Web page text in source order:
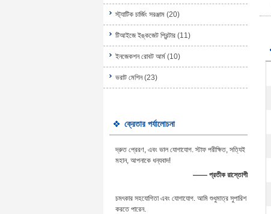
স্ট্যাটিক চার্জিং সরঞ্জাম (20)
টিআইজে ইঙ্কজেট প্রিন্টার (11)
ইনজেকশন রোবট আর্ম (10)
ভরাট মেশিন (23)
ক্রেতার পর্যালোচনা
দ্রুত প্রেরণ, এবং ভাল যোগাযোগ. স্টাফ পরীক্ষিত, সত্যিই
মহান, আপনাকে ধন্যবাদ!
—— প্রতীক রাস্তোগী
চমৎকার সহযোগিতা এবং যোগাযোগ. আমি শুধুমাত্র সুপারিশ
করতে পারেন.